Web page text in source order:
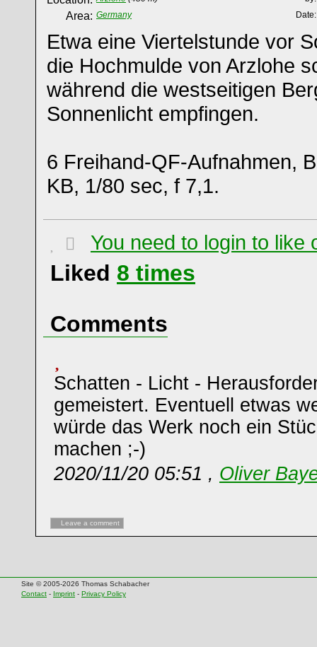
Area: Germany Date:
Etwa eine Viertelstunde vor
die Hochmulde von Arzlohe
während die westseitigen
Sonnenlicht empfingen.
6 Freihand-QF-Aufnahmen,
KB, 1/80 sec, f 7,1.
You need to login to like
Liked 8 times
Comments
Schatten - Licht -
gemeistert. Eventuell etwas
würde das Werk noch ein
machen ;-)
2020/11/20 05:51 , Oliver
Leave a comment
Site © 2005-2026 Thomas Schabacher
Contact - Imprint - Privacy Policy